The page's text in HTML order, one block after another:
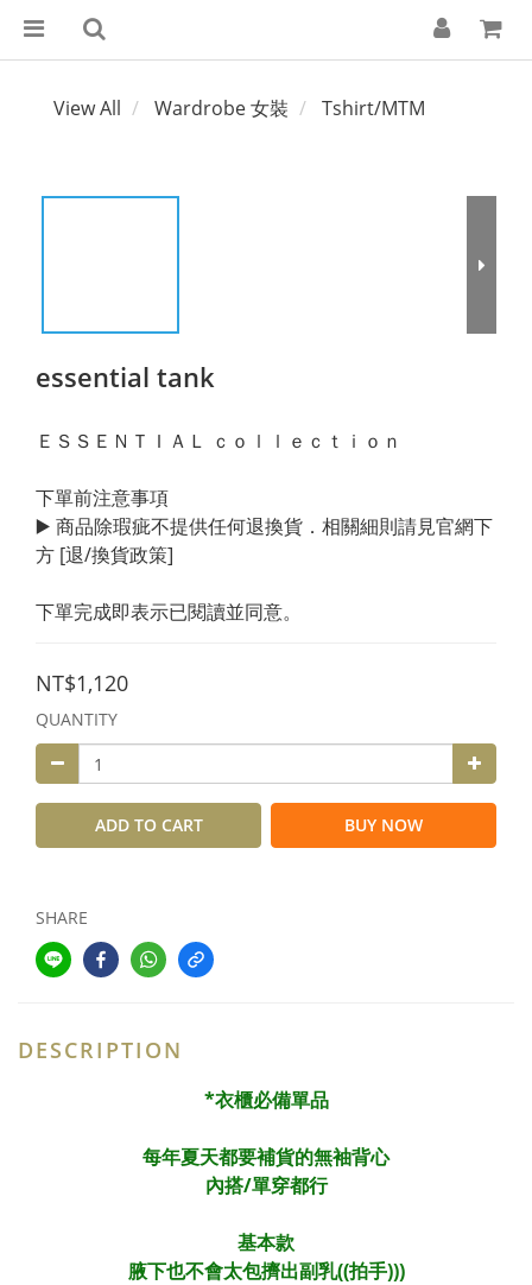
View All Wardrobe 女裝 Tshirt/MTM
essential tank
ＥＳＳＥＮＴＩＡＬ ｃｏｌｌｅｃｔｉｏｎ
下單前注意事項
▶️ 商品除瑕疵不提供任何退換貨．相關細則請見官網下
方 [退/換貨政策]
下單完成即表示已閱讀並同意。
NT$1,120
QUANTITY
ADD TO CART BUY NOW
SHARE
DESCRIPTION
*衣櫃必備單品
每年夏天都要補貨的無袖背心
內搭/單穿都行
基本款
腋下也不會太包擠出副乳((拍手)))